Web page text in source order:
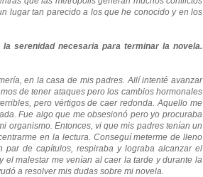
lugar tan parecido a los que he conocido y en los
la serenidad necesaria para terminar la novela.
en la casa de mis padres. Allí intenté avanzar
de tener ataques pero los cambios hormonales
pero vértigos de caer redonda. Aquello me
Fue algo que me obsesionó pero yo procuraba
organismo. Entonces, vi que mis padres tenían un
en la lectura. Conseguí meterme de lleno
de capítulos, respiraba y lograba alcanzar el
malestar me venían al caer la tarde y durante la
a resolver mis dudas sobre mi novela.